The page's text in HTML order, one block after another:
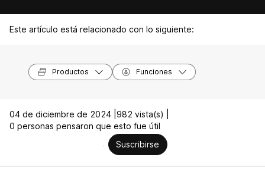
Este artículo está relacionado con lo siguiente:
Productos Funciones
04 de diciembre de 2024 | 982 vista(s) |
0 personas pensaron que esto fue útil
Suscribirse